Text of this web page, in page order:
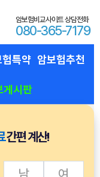
암보험비교사이트 상담전화
080-365-7179
특약 암보험추천
게시판
간편 계산!
남
여